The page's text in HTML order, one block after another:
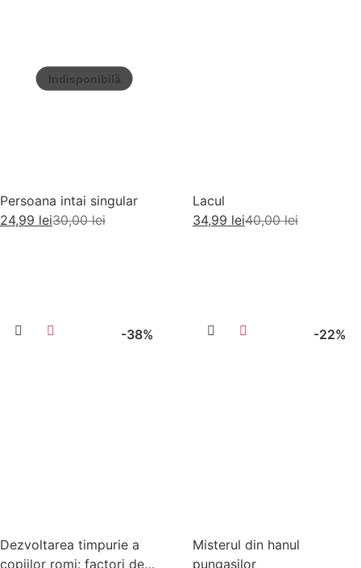
Persoana intai singular
30,00lei
24,99 lei
Lacul
40,00lei
34,99 lei
-38%
Dezvoltarea timpurie a
copiilor romi: factori de
-22%
Misterul din hanul
pungasilor